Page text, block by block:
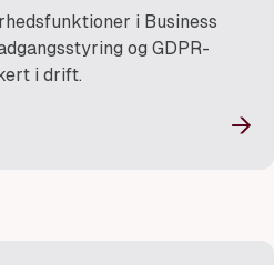
i Business
og GDPR-
i drift.
→